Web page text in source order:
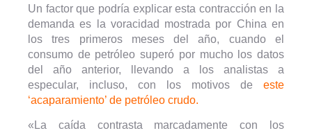
Un factor que podría explicar esta contracción en la
demanda es la voracidad mostrada por China en
los tres primeros meses del año, cuando el
consumo de petróleo superó por mucho los datos
del año anterior, llevando a los analistas a
especular, incluso, con los motivos de este
‘acaparamiento’ de petróleo crudo.
«La caída contrasta marcadamente con los